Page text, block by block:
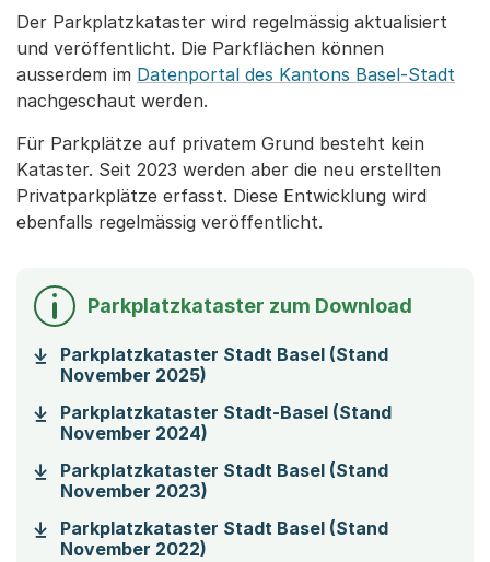
Der Parkplatzkataster wird regelmässig aktualisiert
und veröffentlicht. Die Parkflächen können
ausserdem im Datenportal des Kantons Basel-Stadt
nachgeschaut werden.
Für Parkplätze auf privatem Grund besteht kein
Kataster. Seit 2023 werden aber die neu erstellten
Privatparkplätze erfasst. Diese Entwicklung wird
ebenfalls regelmässig veröffentlicht.
Parkplatzkataster zum Download
Parkplatzkataster Stadt Basel (Stand
November 2025)
Parkplatzkataster Stadt-Basel (Stand
November 2024)
Parkplatzkataster Stadt Basel (Stand
November 2023)
Parkplatzkataster Stadt Basel (Stand
November 2022)